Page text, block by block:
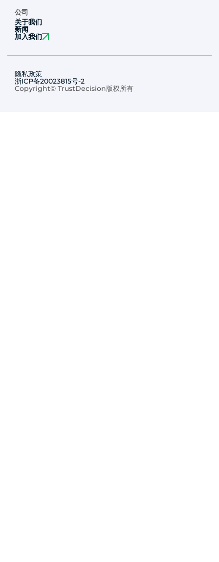
公司
关于我们
新闻
加入我们
隐私政策
浙ICP备20023815号-2
Copyright© TrustDecision版权所有